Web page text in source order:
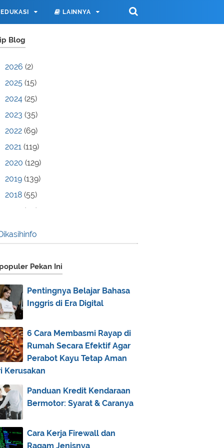
EDUKASI LAINNYA
Blog
2026 (2)
2025 (15)
2024 (25)
2023 (35)
2022 (69)
2021 (119)
2020 (129)
2019 (139)
2018 (55)
(70)
November(10)
September(6)
► August(2)
July(10)
Daftar Lomba Blog Agustus 2017
(Update!)
Ayat Al-Qur'an tentang Etos Kerja
Ayat Al-Qur'an tentang Kompetisi
dalam Kebaikan
Ayat Al-Qur'an tentang Taat Pada
Aturan
Do’a Penutupan Masa Pengenalan
Lingkungan Sekolah ...
Lebaran Semakin Kompak dengan
Pekan Ini
Pentingnya Belajar Bahasa
Inggris di Era Digital
6 Cara Membasmi Rayap di
Rumah Secara Efektif Agar
Perabot Kayu Tetap Aman
Kerusakan
Panduan Kredit Kendaraan
Bermotor: Syarat & Caranya
Cara Kerja Firewall dan
Ragam Jenisnya